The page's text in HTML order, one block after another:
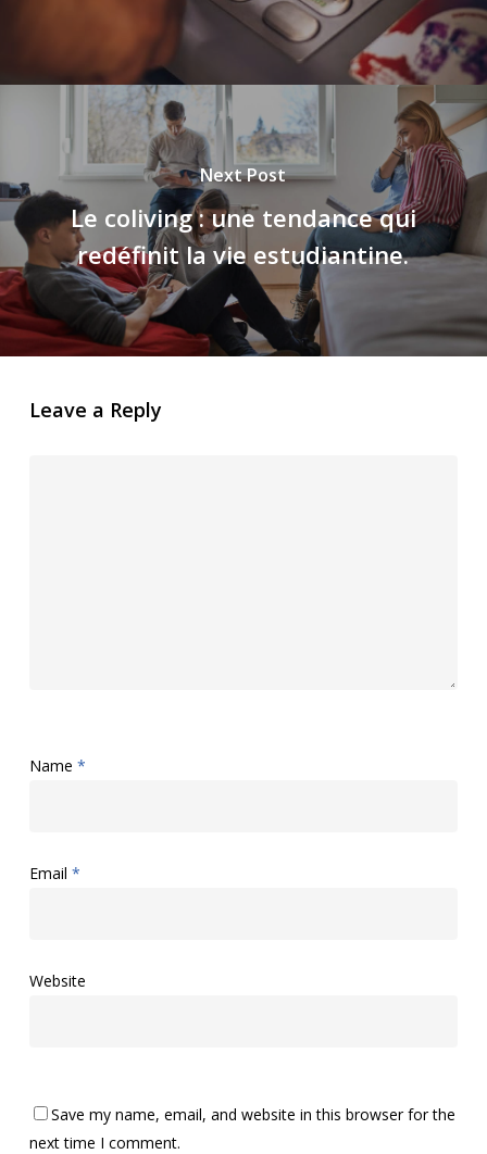
Next Post
Le coliving : une tendance qui
redéfinit la vie estudiantine.
Leave a Reply
Name *
Email *
Website
Save my name, email, and website in this browser for the
next time I comment.